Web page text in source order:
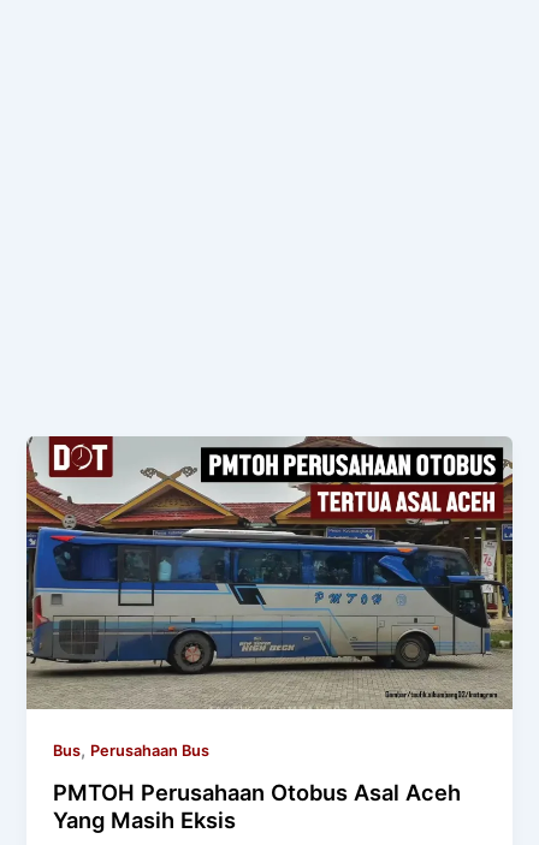
Bus, Perusahaan Bus
PMTOH Perusahaan Otobus Asal Aceh
Yang Masih Eksis